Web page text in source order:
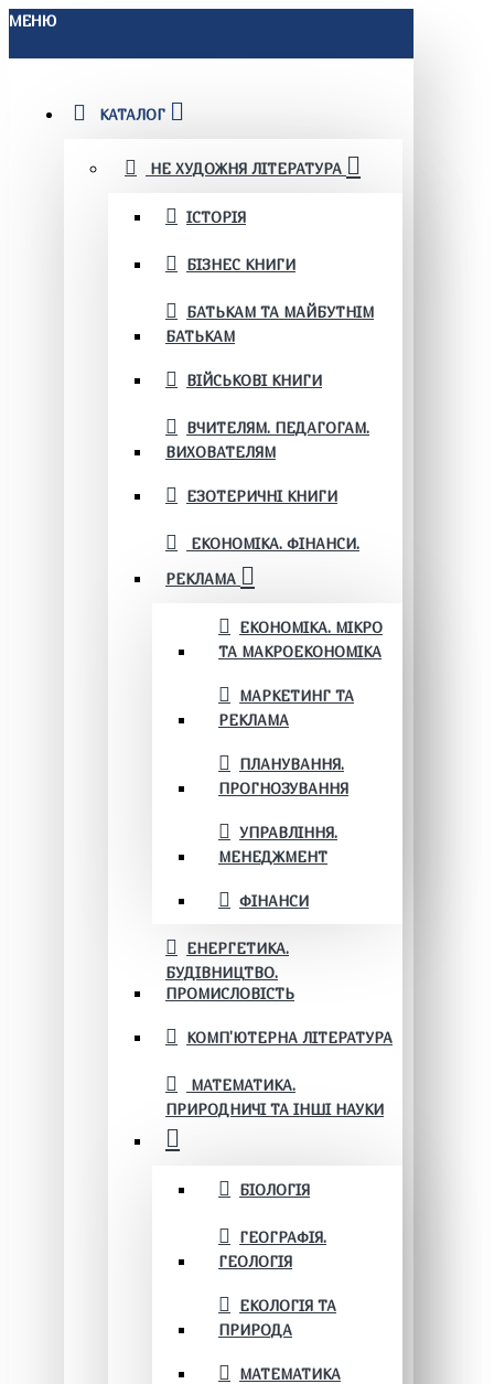
МЕНЮ
КАТАЛОГ
НЕ ХУДОЖНЯ ЛІТЕРАТУРА
ІСТОРІЯ
БІЗНЕС КНИГИ
БАТЬКАМ ТА МАЙБУТНІМ
БАТЬКАМ
ВІЙСЬКОВІ КНИГИ
ВЧИТЕЛЯМ. ПЕДАГОГАМ.
ВИХОВАТЕЛЯМ
ЕЗОТЕРИЧНІ КНИГИ
ЕКОНОМІКА. ФІНАНСИ.
РЕКЛАМА
ЕКОНОМІКА. МІКРО
ТА МАКРОЕКОНОМІКА
МАРКЕТИНГ ТА
РЕКЛАМА
ПЛАНУВАННЯ.
ПРОГНОЗУВАННЯ
УПРАВЛІННЯ.
МЕНЕДЖМЕНТ
ФІНАНСИ
ЕНЕРГЕТИКА.
БУДІВНИЦТВО.
ПРОМИСЛОВІСТЬ
КОМП'ЮТЕРНА ЛІТЕРАТУРА
МАТЕМАТИКА.
ПРИРОДНИЧІ ТА ІНШІ НАУКИ
БІОЛОГІЯ
ГЕОГРАФІЯ.
ГЕОЛОГІЯ
ЕКОЛОГІЯ ТА
ПРИРОДА
МАТЕМАТИКА